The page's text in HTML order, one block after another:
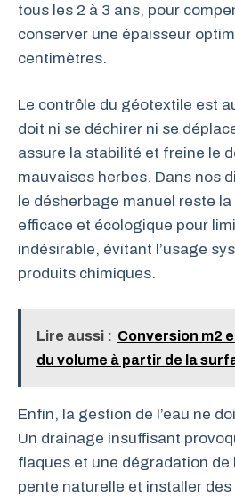
tous les 2 à 3 ans, pour
conserver une épaisseur
centimètres.
Le contrôle du géotextile est
doit ni se déchirer ni se
assure la stabilité et freine le
mauvaises herbes. Dans nos
le désherbage manuel reste
efficace et écologique pour
indésirable, évitant l’usage
produits chimiques.
Lire aussi : Conversion m2
du volume à partir de la
Enfin, la gestion de l’eau ne
Un drainage insuffisant
flaques et une dégradation de
pente naturelle et installer